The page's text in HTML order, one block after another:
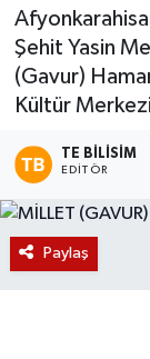
Şehit Yasin
(Gavur)
Kültür
TE BILISIM
EDITÖR
Paylaş
Ekonomi
Magazin
Etkinlikler